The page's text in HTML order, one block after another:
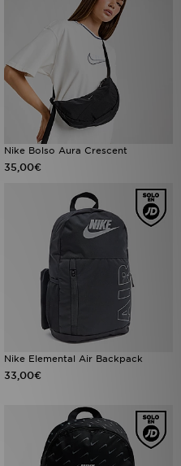
Nike Bolso Aura Crescent
35,00€
Nike Elemental Air Backpack
33,00€